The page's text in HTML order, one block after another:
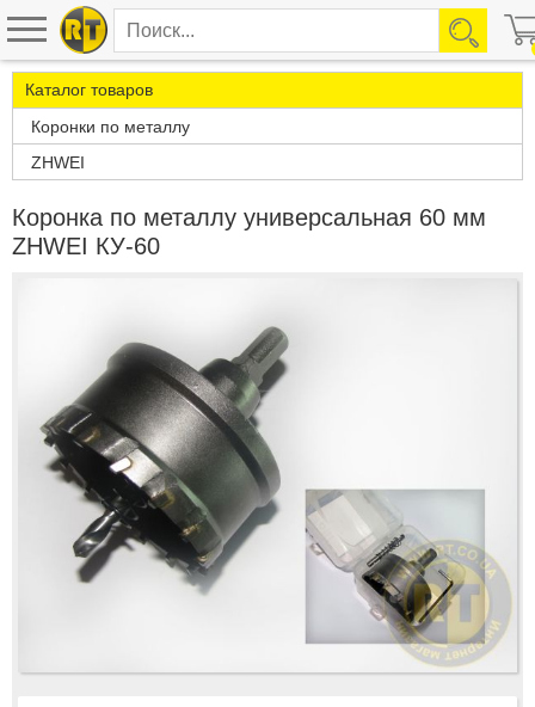
Каталог товаров
Коронки по металлу
ZHWEI
Коронка по металлу универсальная 60 мм
ZHWEI КУ-60